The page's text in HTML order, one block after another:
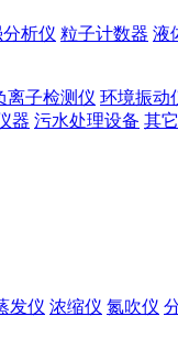
析仪 粒子计数器 液
离子检测仪 环境振动
器 污水处理设备 其
发仪 浓缩仪 氮吹仪